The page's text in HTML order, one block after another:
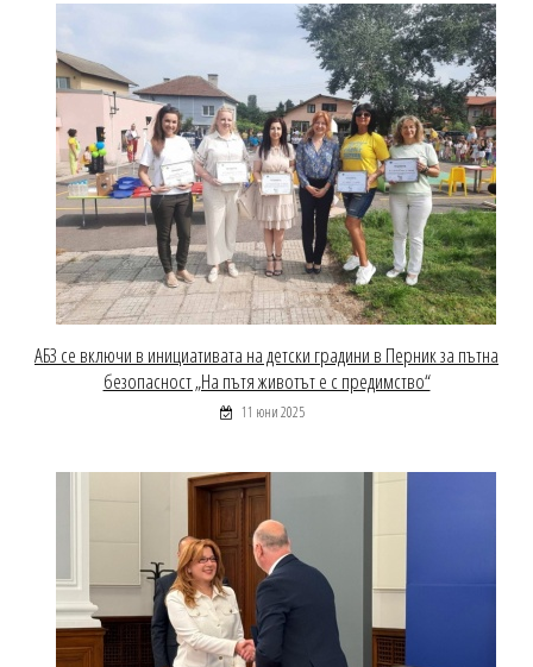
АБЗ се включи в инициативата на детски градини в Перник за пътна
безопасност „На пътя животът е с предимство“
11 юни 2025